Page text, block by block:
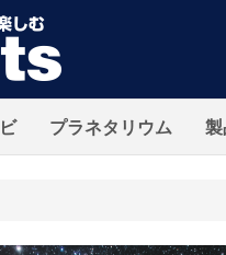
プラネタリウム